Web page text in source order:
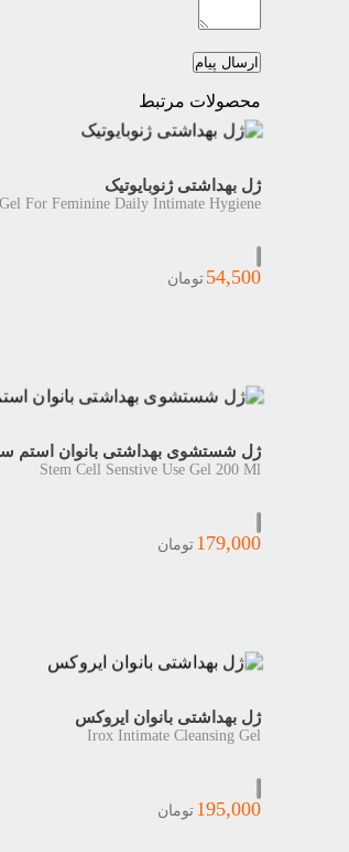
ارسال پیام
محصولات مرتبط
ژل بهداشتی ژنوبایوتیک
For Feminine Daily Intimate Hygiene
54,500 تومان
ژل شستشوی بهداشتی بانوان استم
Stem Cell Senstive Use Gel 200 Ml
179,000 تومان
ژل بهداشتی بانوان ایروکس
Irox Intimate Cleansing Gel
195,000 تومان